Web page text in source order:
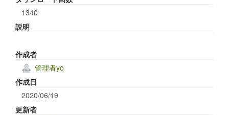
1340
説明
作成者
管理者yo
作成日
2020/06/19
更新者